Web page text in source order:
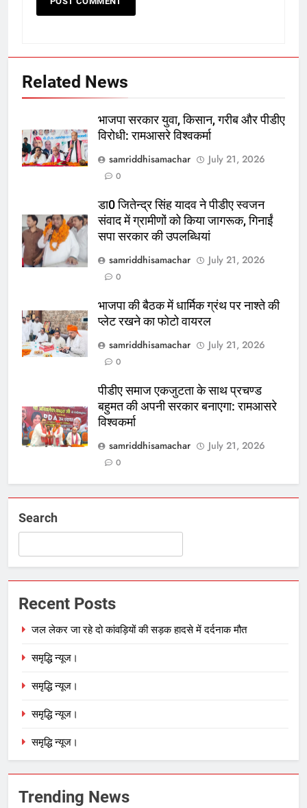
Related News
भाजपा सरकार युवा, किसान, गरीब और पीडीए
विरोधी: रामआसरे विश्वकर्मा
samriddhisamachar
July 21, 2026
0
डा0 जितेन्द्र सिंह यादव ने पीडीए स्वजन
संवाद में ग्रामीणों को किया जागरूक, गिनाईं
सपा सरकार की उपलब्धियां
samriddhisamachar
July 21, 2026
0
भाजपा की बैठक में धार्मिक ग्रंथ पर नाश्ते की
प्लेट रखने का फोटो वायरल
samriddhisamachar
July 21, 2026
0
पीडीए समाज एकजुटता के साथ प्रचण्ड
बहुमत की अपनी सरकार बनाएगा: रामआसरे
विश्वकर्मा
samriddhisamachar
July 21, 2026
0
Search
Recent Posts
जल लेकर जा रहे दो कांवड़ियों की सड़क हादसे में दर्दनाक मौत
समृद्धि न्यूज।
समृद्धि न्यूज।
समृद्धि न्यूज।
समृद्धि न्यूज।
Trending News